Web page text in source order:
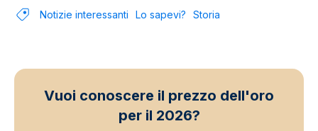
Notizie interessanti Lo sapevi? Storia
Vuoi conoscere il prezzo dell'oro
per il 2026?